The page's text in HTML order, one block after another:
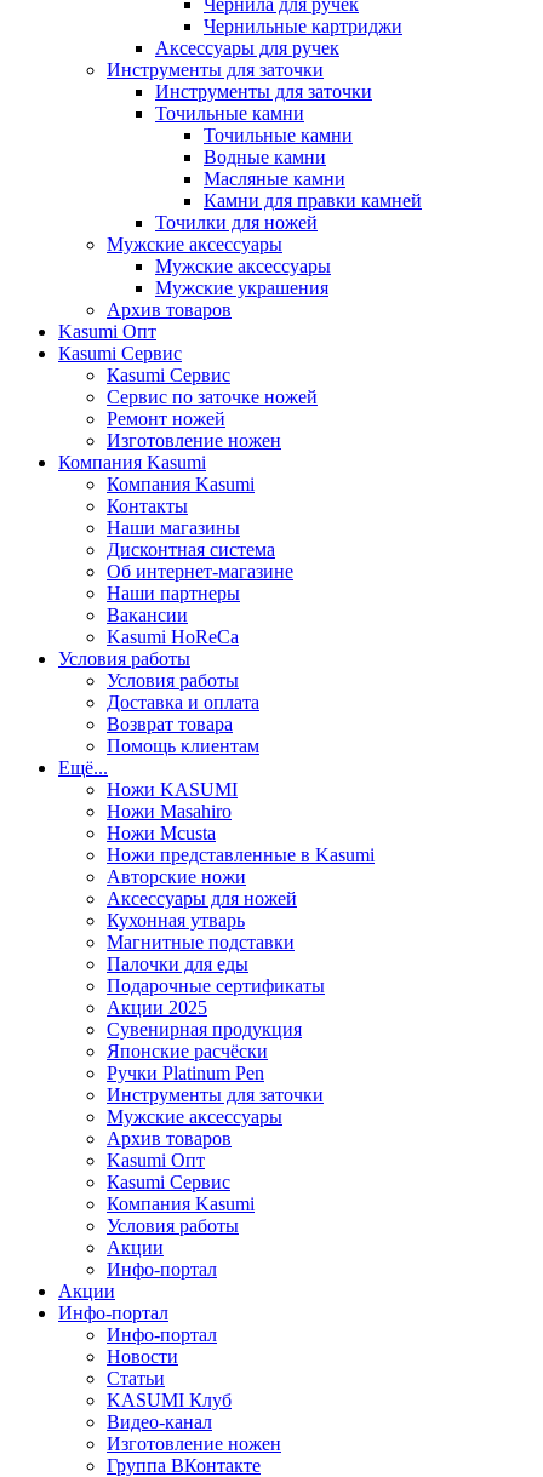
Чернильные картриджи
Аксессуары для ручек
Инструменты для заточки
Инструменты для заточки
Точильные камни
Точильные камни
Водные камни
Масляные камни
Камни для правки камней
Точилки для ножей
Мужские аксессуары
Мужские аксессуары
Мужские украшения
Архив товаров
Kasumi Опт
Кasumi Сервис
Кasumi Сервис
Сервис по заточке ножей
Ремонт ножей
Изготовление ножен
Компания Kasumi
Компания Kasumi
Контакты
Наши магазины
Дисконтная система
Об интернет-магазине
Наши партнеры
Вакансии
Kasumi HoReCa
Условия работы
Условия работы
Доставка и оплата
Возврат товара
Помощь клиентам
Ещё...
Ножи KASUMI
Ножи Masahiro
Ножи Mcusta
Ножи представленные в Kasumi
Авторские ножи
Аксессуары для ножей
Кухонная утварь
Магнитные подставки
Палочки для еды
Подарочные сертификаты
Акции 2025
Сувенирная продукция
Японские расчёски
Ручки Platinum Pen
Инструменты для заточки
Мужские аксессуары
Архив товаров
Kasumi Опт
Кasumi Сервис
Компания Kasumi
Условия работы
Акции
Инфо-портал
Акции
Инфо-портал
Инфо-портал
Новости
Статьи
KASUMI Клуб
Видео-канал
Изготовление ножен
Группа ВКонтакте